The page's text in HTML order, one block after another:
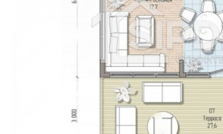
Майкоп
Березники
Обнинск
Каспийск
Батайск